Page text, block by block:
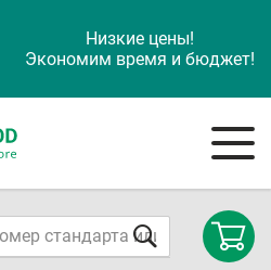
Низкие цены!
Экономим время и бюджет!